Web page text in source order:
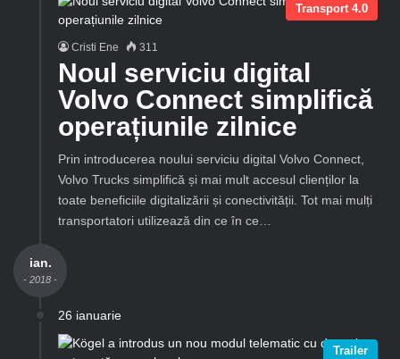
Transport 4.0
Cristi Ene 311
Noul serviciu digital
Volvo Connect simplifică
operațiunile zilnice
Prin introducerea noului serviciu digital Volvo Connect,
Volvo Trucks simplifică și mai mult accesul clienților la
toate beneficiile digitalizării și conectivității. Tot mai mulți
transportatori utilizează din ce în ce…
ian.
- 2018 -
26 ianuarie
Trailer